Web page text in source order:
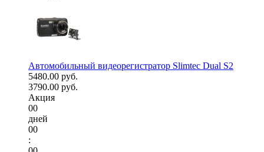
Автомобильный видеорегистратор Slimtec Dual S2
5480.00 руб.
3790.00 руб.
Акция
00
дней
00
: